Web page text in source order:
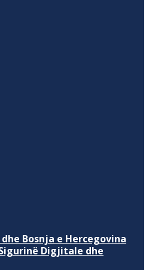
Bosnja e Hercegovina
Digjitale dhe